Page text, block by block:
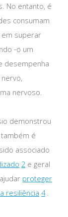
No entanto, é
consumam
em superar
-o um
desempenha
nervoso.
demonstrou
é
associado
2 e geral
proteger
resiliência 4